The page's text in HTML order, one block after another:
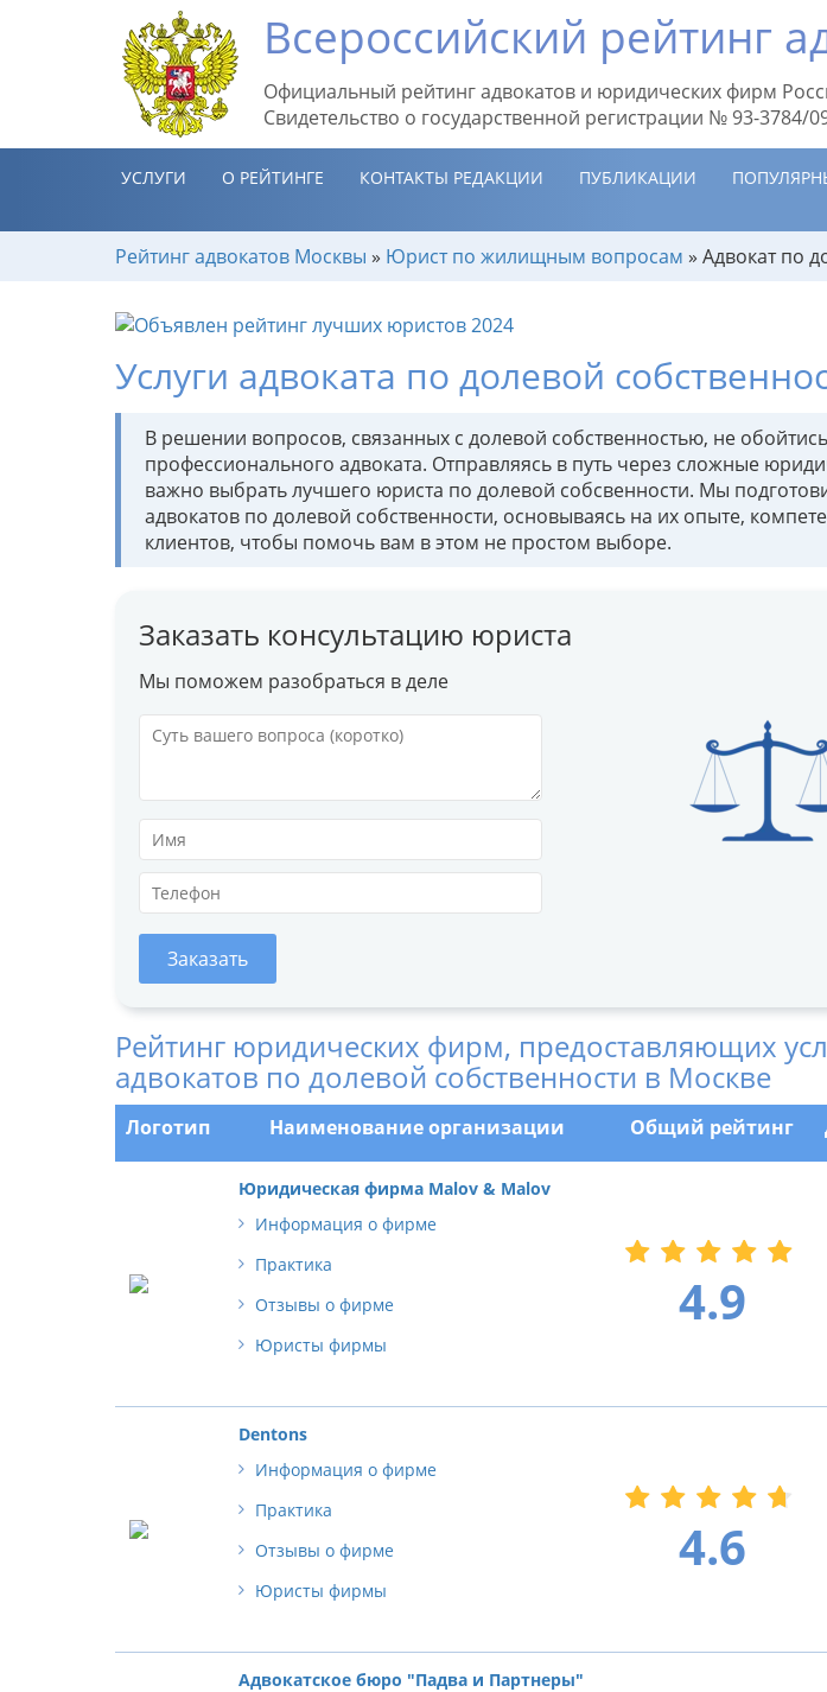
Всероссийский рейтинг
Официальный рейтинг адвокатов и юридических фирм
Свидетельство о государственной регистрации № 93-3784/
УСЛУГИ О РЕЙТИНГЕ КОНТАКТЫ РЕДАКЦИИ ПУБЛИКАЦИИ
Рейтинг адвокатов Москвы » Юрист по жилищным вопросам » Адвокат по
Услуги адвоката по долевой
В решении вопросов, связанных с долевой собственностью, не
профессионального адвоката. Отправляясь в путь через сложные
важно выбрать лучшего юриста по долевой собсвенности. Мы
адвокатов по долевой собственности, основываясь на их опыте,
клиентов, чтобы помочь вам в этом не простом выборе.
Заказать консультацию юриста
Мы поможем разобраться в деле
Заказать
Рейтинг юридических фирм, предоставляющих
адвокатов по долевой собственности в Москве
Логотип Наименование организации Общий рейтинг
Юридическая фирма Malov & Malov
Информация о фирме
Практика
Отзывы о фирме
Юристы фирмы
4.9
Dentons
Информация о фирме
Практика
Отзывы о фирме
Юристы фирмы
4.6
Адвокатское бюро "Падва и Партнеры"